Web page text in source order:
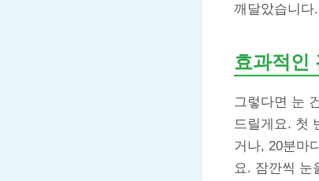
깨달았습니다.
효과적인
그렇다면 눈
드릴게요. 첫
거나, 20분마
요. 잠깐씩 눈